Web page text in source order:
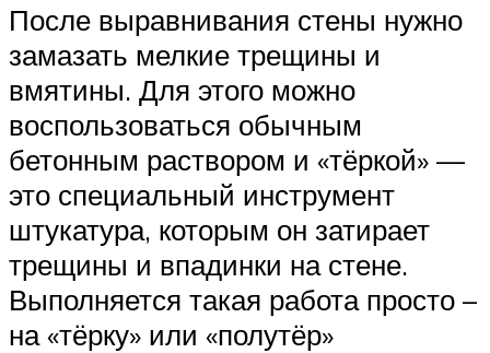
После выравнивания стены нужно
замазать мелкие трещины и
вмятины. Для этого можно
воспользоваться обычным
бетонным раствором и «тёркой» —
это специальный инструмент
штукатура, которым он затирает
трещины и впадинки на стене.
Выполняется такая работа просто –
на «тёрку» или «полутёр»